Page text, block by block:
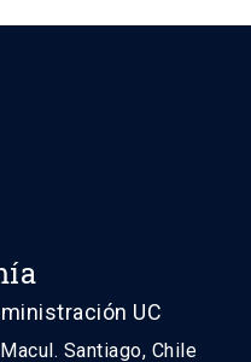
UC
Santiago, Chile